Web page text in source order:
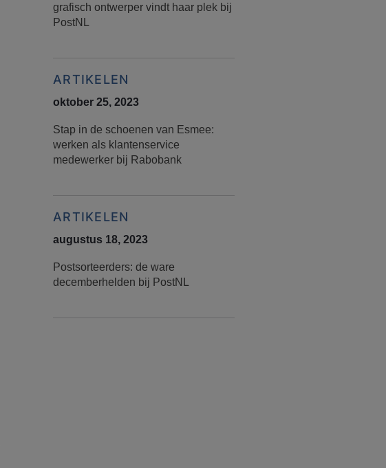
grafisch ontwerper vindt haar plek bij
PostNL
ARTIKELEN
oktober 25, 2023
Stap in de schoenen van Esmee:
werken als klantenservice
medewerker bij Rabobank
ARTIKELEN
augustus 18, 2023
Postsorteerders: de ware
decemberhelden bij PostNL